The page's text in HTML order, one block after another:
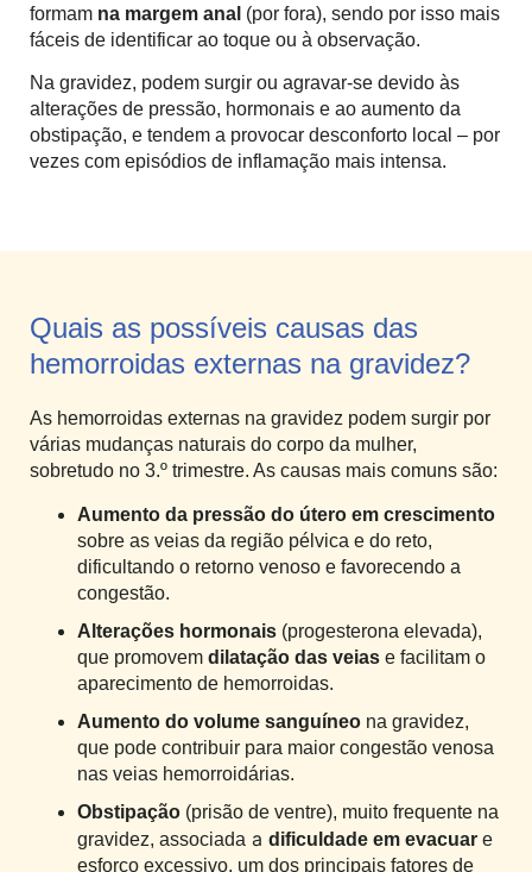
formam na margem anal (por fora), sendo por isso mais
fáceis de identificar ao toque ou à observação.
Na gravidez, podem surgir ou agravar-se devido às
alterações de pressão, hormonais e ao aumento da
obstipação, e tendem a provocar desconforto local – por
vezes com episódios de inflamação mais intensa.
Quais as possíveis causas das
hemorroidas externas na gravidez?
As hemorroidas externas na gravidez podem surgir por
várias mudanças naturais do corpo da mulher,
sobretudo no 3.º trimestre. As causas mais comuns são:
Aumento da pressão do útero em crescimento
sobre as veias da região pélvica e do reto,
dificultando o retorno venoso e favorecendo a
congestão.
Alterações hormonais (progesterona elevada),
que promovem dilatação das veias e facilitam o
aparecimento de hemorroidas.
Aumento do volume sanguíneo na gravidez,
que pode contribuir para maior congestão venosa
nas veias hemorroidárias.
Obstipação (prisão de ventre), muito frequente na
gravidez, associada a dificuldade em evacuar e
esforço excessivo, um dos principais fatores de